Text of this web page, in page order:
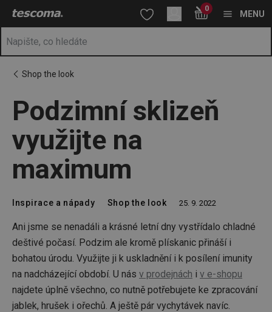
Nacházíte se na stránce Podzimní sklizeň využijte na maximum
Přejít na hlavní obsah
Přejít na vyhledávání
Přejít na navigaci 0
MENU
Shop the look
Podzimní sklizeň
využijte na
maximum
Inspirace a nápady Shop the look 25. 9. 2022
Ani jsme se nenadáli a krásné letní dny vystřídalo chladné
deštivé počasí. Podzim ale kromě plískanic přináší i
bohatou úrodu. Využijte ji k uskladnění i k posílení imunity
na nadcházející období. U nás v prodejnách i v e-shopu
najdete úplně všechno, co nutně potřebujete ke zpracování
jablek, hrušek i ořechů. A ještě pár vychytávek navíc.